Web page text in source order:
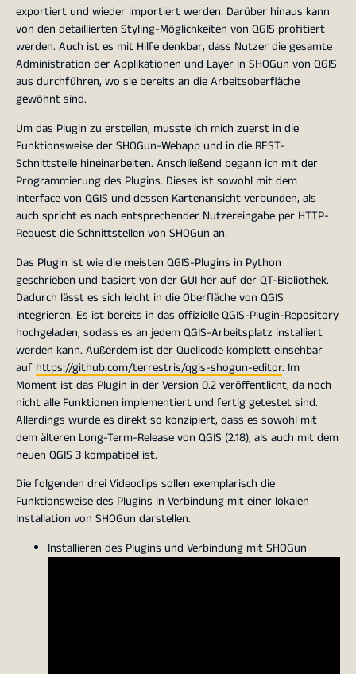
exportiert und wieder importiert werden. Darüber hinaus kann
von den detaillierten Styling-Möglichkeiten von QGIS profitiert
werden. Auch ist es mit Hilfe denkbar, dass Nutzer die gesamte
Administration der Applikationen und Layer in SHOGun von QGIS
aus durchführen, wo sie bereits an die Arbeitsoberfläche
gewöhnt sind.
Um das Plugin zu erstellen, musste ich mich zuerst in die
Funktionsweise der SHOGun-Webapp und in die REST-
Schnittstelle hineinarbeiten. Anschließend begann ich mit der
Programmierung des Plugins. Dieses ist sowohl mit dem
Interface von QGIS und dessen Kartenansicht verbunden, als
auch spricht es nach entsprechender Nutzereingabe per HTTP-
Request die Schnittstellen von SHOGun an.
Das Plugin ist wie die meisten QGIS-Plugins in Python
geschrieben und basiert von der GUI her auf der QT-Bibliothek.
Dadurch lässt es sich leicht in die Oberfläche von QGIS
integrieren. Es ist bereits in das offizielle QGIS-Plugin-Repository
hochgeladen, sodass es an jedem QGIS-Arbeitsplatz installiert
werden kann. Außerdem ist der Quellcode komplett einsehbar
auf https://github.com/terrestris/qgis-shogun-editor. Im
Moment ist das Plugin in der Version 0.2 veröffentlicht, da noch
nicht alle Funktionen implementiert und fertig getestet sind.
Allerdings wurde es direkt so konzipiert, dass es sowohl mit
dem älteren Long-Term-Release von QGIS (2.18), als auch mit dem
neuen QGIS 3 kompatibel ist.
Die folgenden drei Videoclips sollen exemplarisch die
Funktionsweise des Plugins in Verbindung mit einer lokalen
Installation von SHOGun darstellen.
Installieren des Plugins und Verbindung mit SHOGun